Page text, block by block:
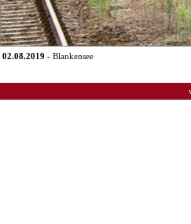
02.08.2019 - Blankensee